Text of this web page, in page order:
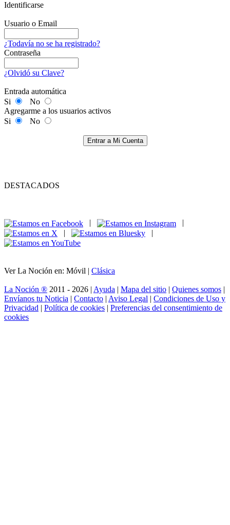
Identificarse
Usuario o Email
¿Todavía no se ha registrado?
Contraseña
¿Olvidó su Clave?
Entrada automática
Si
No
Agregarme a los usuarios activos
Si
No
Entrar a Mi Cuenta
DESTACADOS
|
|
Ver La Noción en: Móvil | Clásica
La Noción ® 2011 - 2026 | Ayuda | Mapa del sitio | Quienes somos |
Envíanos tu Noticia | Contacto | Aviso Legal | Condiciones de Uso y
Privacidad | Política de cookies | Preferencias del consentimiento de
cookies